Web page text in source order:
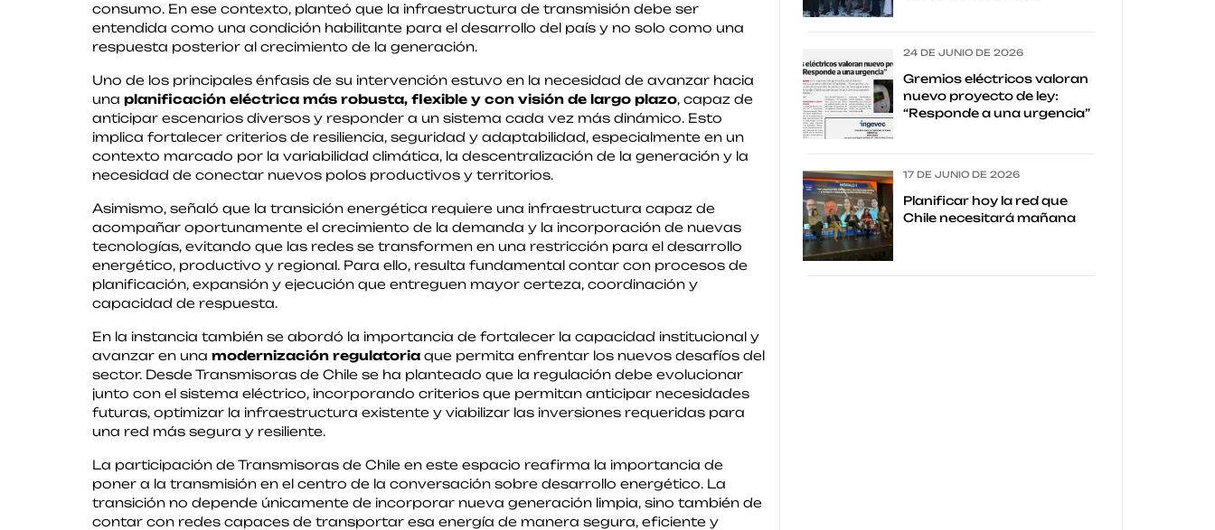
consumo. En ese contexto, planteó que la infraestructura de transmisión debe ser
entendida como una condición habilitante para el desarrollo del país y no solo como una
respuesta posterior al crecimiento de la generación.
Uno de los principales énfasis de su intervención estuvo en la necesidad de avanzar hacia
una planificación eléctrica más robusta, flexible y con visión de largo plazo, capaz de
anticipar escenarios diversos y responder a un sistema cada vez más dinámico. Esto
implica fortalecer criterios de resiliencia, seguridad y adaptabilidad, especialmente en un
contexto marcado por la variabilidad climática, la descentralización de la generación y la
necesidad de conectar nuevos polos productivos y territorios.
Asimismo, señaló que la transición energética requiere una infraestructura capaz de
acompañar oportunamente el crecimiento de la demanda y la incorporación de nuevas
tecnologías, evitando que las redes se transformen en una restricción para el desarrollo
energético, productivo y regional. Para ello, resulta fundamental contar con procesos de
planificación, expansión y ejecución que entreguen mayor certeza, coordinación y
capacidad de respuesta.
En la instancia también se abordó la importancia de fortalecer la capacidad institucional y
avanzar en una modernización regulatoria que permita enfrentar los nuevos desafíos del
sector. Desde Transmisoras de Chile se ha planteado que la regulación debe evolucionar
junto con el sistema eléctrico, incorporando criterios que permitan anticipar necesidades
futuras, optimizar la infraestructura existente y viabilizar las inversiones requeridas para
una red más segura y resiliente.
La participación de Transmisoras de Chile en este espacio reafirma la importancia de
poner a la transmisión en el centro de la conversación sobre desarrollo energético. La
transición no depende únicamente de incorporar nueva generación limpia, sino también de
contar con redes capaces de transportar esa energía de manera segura, eficiente y
24 DE JUNIO DE 2026
Gremios eléctricos valoran
nuevo proyecto de ley:
“Responde a una urgencia”
17 DE JUNIO DE 2026
Planificar hoy la red que
Chile necesitará mañana